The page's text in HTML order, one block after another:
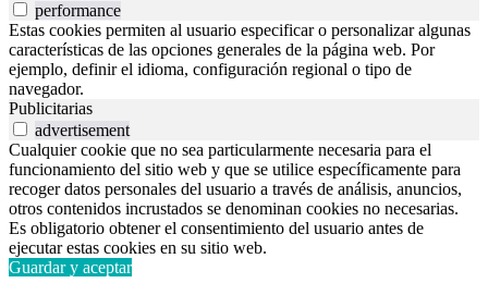
performance
Estas cookies permiten al usuario especificar o personalizar algunas
características de las opciones generales de la página web. Por
ejemplo, definir el idioma, configuración regional o tipo de
navegador.
Publicitarias
advertisement
Cualquier cookie que no sea particularmente necesaria para el
funcionamiento del sitio web y que se utilice específicamente para
recoger datos personales del usuario a través de análisis, anuncios,
otros contenidos incrustados se denominan cookies no necesarias.
Es obligatorio obtener el consentimiento del usuario antes de
ejecutar estas cookies en su sitio web.
Guardar y aceptar